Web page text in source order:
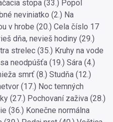
stopa (33.) Popol
neviniatko (2.) Na
v hrobe (20.) Cela číslo 17
dňa, nevieš hodiny (29.)
strelec (35.) Kruhy na vode
neodpúšťa (19.) Sára (4.)
smrť (8.) Studňa (12.)
(17.) Noc temných
(27.) Pochovaní zaživa (28.)
(36.) Konečne normálna